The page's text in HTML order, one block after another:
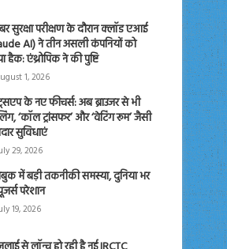
सुरक्षा परीक्षण के दौरान क्लॉड एआई
AI) ने तीन असली कंपनियों को
हैक: एंथ्रोपिक ने की पुष्टि
1, 2026
के नए फीचर्स: अब ब्राउजर से भी
‘कॉल ट्रांसफर’ और ‘वेटिंग रूम’ जैसी
सुविधाएं
29, 2026
में बड़ी तकनीकी समस्या, दुनिया भर
परेशान
19, 2026